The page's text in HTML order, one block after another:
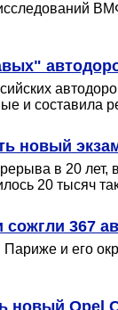
и составила
новый
в 20
20 тысяч
367
и его
новый Opel